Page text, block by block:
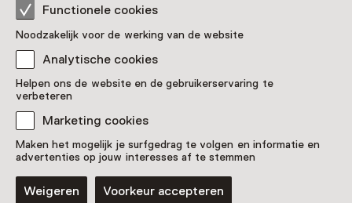
Functionele cookies
Noodzakelijk voor de werking van de website
Analytische cookies
Helpen ons de website en de gebruikerservaring te
verbeteren
Marketing cookies
Maken het mogelijk je surfgedrag te volgen en informatie en
advertenties op jouw interesses af te stemmen
Weigeren Voorkeur accepteren
Monumententour door het mooie
landschap van West-Friesland
opties